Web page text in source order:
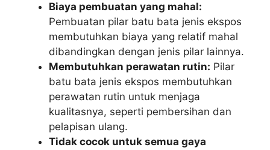
Biaya pembuatan yang mahal:
Pembuatan pilar batu bata jenis ekspos
membutuhkan biaya yang relatif mahal
dibandingkan dengan jenis pilar lainnya.
Membutuhkan perawatan rutin: Pilar
batu bata jenis ekspos membutuhkan
perawatan rutin untuk menjaga
kualitasnya, seperti pembersihan dan
pelapisan ulang.
Tidak cocok untuk semua gaya